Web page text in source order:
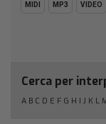
MIDI MP3 VIDEO
Cerca per
A B C D E F G H I J K L